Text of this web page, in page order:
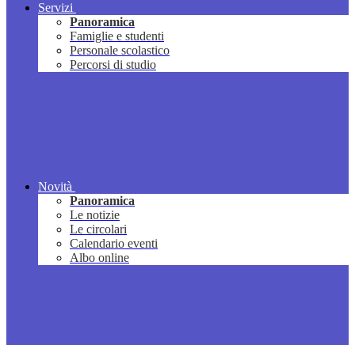
Servizi
Panoramica
Famiglie e studenti
Personale scolastico
Percorsi di studio
Novità
Panoramica
Le notizie
Le circolari
Calendario eventi
Albo online